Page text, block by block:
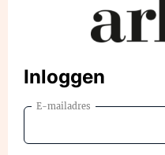
Inloggen
E-mailadres